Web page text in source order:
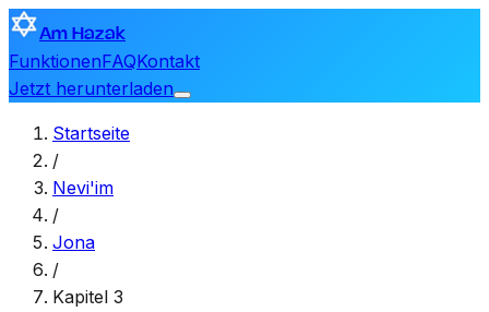
Am Hazak
FunktionenFAQKontakt
Jetzt herunterladen
Startseite
/
Nevi'im
/
Jona
/
Kapitel 3